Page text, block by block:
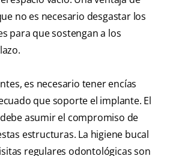
no es necesario desgastar los
para que sostengan a los
es necesario tener encías
que soporte el implante. El
asumir el compromiso de
estructuras. La higiene bucal
regulares odontológicas son